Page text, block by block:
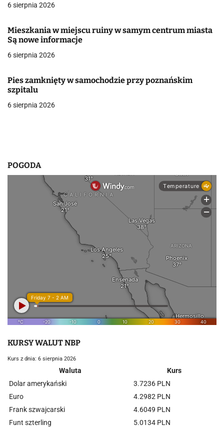
a
w
p
s
u
6 sierpnia 2026
Mieszkania w miejscu ruiny w samym centrum miasta
Są nowe informacje
6 sierpnia 2026
Pies zamknięty w samochodzie przy poznańskim
szpitalu
6 sierpnia 2026
POGODA
KURSY WALUT NBP
Kurs z dnia: 6 sierpnia 2026
Waluta
Kurs
Dolar amerykański
3.7236 PLN
Euro
4.2982 PLN
Frank szwajcarski
4.6049 PLN
Funt szterling
5.0134 PLN